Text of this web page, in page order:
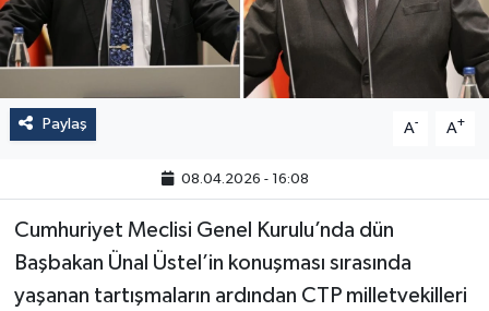
Paylaş A- A+
08.04.2026 - 16:08
Cumhuriyet Meclisi Genel Kurulu’nda dün
Başbakan Ünal Üstel’in konuşması sırasında
yaşanan tartışmaların ardından CTP milletvekilleri